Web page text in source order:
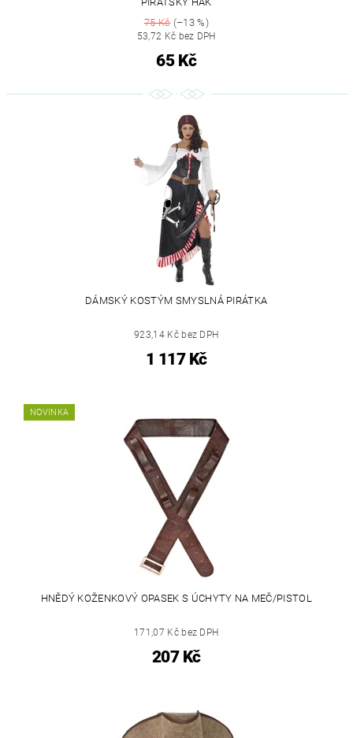
75 Kč(–13 %)
53,72 Kč bez DPH
65 Kč
DÁMSKÝ KOSTÝM SMYSLNÁ PIRÁTKA
923,14 Kč bez DPH
1 117 Kč
NOVINKA
HNĚDÝ KOŽENKOVÝ OPASEK S ÚCHYTY NA MEČ/PISTOL
171,07 Kč bez DPH
207 Kč